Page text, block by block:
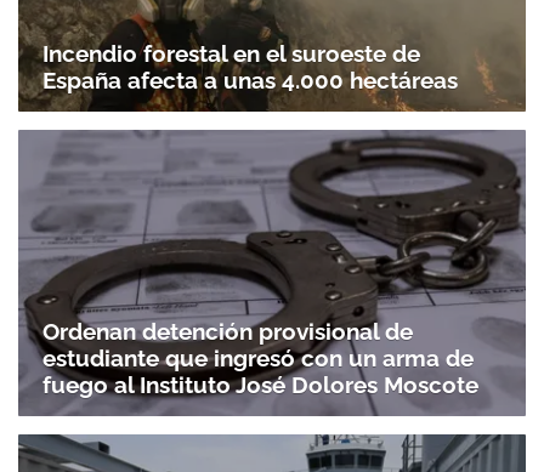
Gracias por suscribirte a nuestro boletín.
ACEPTAR
Incendio forestal en el suroeste de
España afecta a unas 4.000 hectáreas
Ordenan detención provisional de
estudiante que ingresó con un arma de
fuego al Instituto José Dolores Moscote